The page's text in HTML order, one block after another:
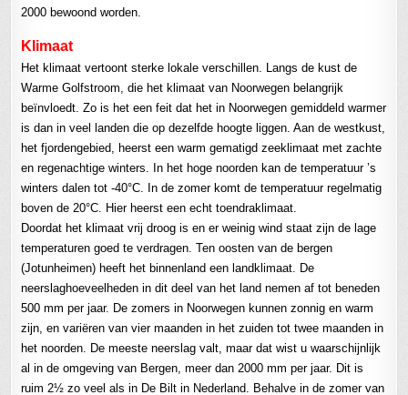
2000 bewoond worden.
Klimaat
Het klimaat vertoont sterke lokale verschillen. Langs de kust de
Warme Golfstroom, die het klimaat van Noorwegen belangrijk
beïnvloedt. Zo is het een feit dat het in Noorwegen gemiddeld warmer
is dan in veel landen die op dezelfde hoogte liggen. Aan de westkust,
het fjordengebied, heerst een warm gematigd zeeklimaat met zachte
en regenachtige winters. In het hoge noorden kan de temperatuur ’s
winters dalen tot -40°C. In de zomer komt de temperatuur regelmatig
boven de 20°C. Hier heerst een echt toendraklimaat.
Doordat het klimaat vrij droog is en er weinig wind staat zijn de lage
temperaturen goed te verdragen. Ten oosten van de bergen
(Jotunheimen) heeft het binnenland een landklimaat. De
neerslaghoeveelheden in dit deel van het land nemen af tot beneden
500 mm per jaar. De zomers in Noorwegen kunnen zonnig en warm
zijn, en variëren van vier maanden in het zuiden tot twee maanden in
het noorden. De meeste neerslag valt, maar dat wist u waarschijnlijk
al in de omgeving van Bergen, meer dan 2000 mm per jaar. Dit is
ruim 2½ zo veel als in De Bilt in Nederland. Behalve in de zomer van